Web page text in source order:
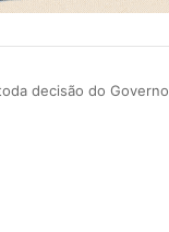
decisão do Governo